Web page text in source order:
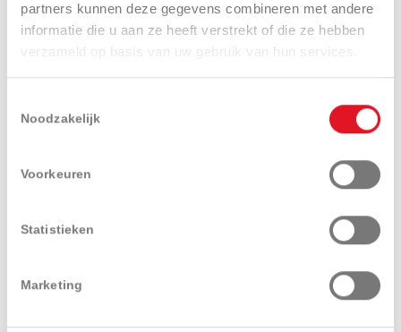
partners kunnen deze gegevens combineren met andere
informatie die u aan ze heeft verstrekt of die ze hebben
verzameld op basis van uw gebruik van hun services.
Noodzakelijk
Voorkeuren
Statistieken
Marketing
Ik ga akkoord met het
Verzenden